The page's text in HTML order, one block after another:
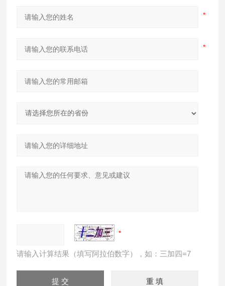
请输入计算结果（填写阿拉伯数字），如：三加四=7